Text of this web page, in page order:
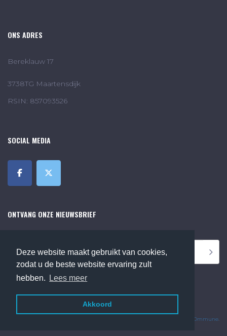
Deze website maakt gebruikt van cookies,
zodat u de beste website ervaring zult
hebben.
Lees meer
Akkoord
ONS ADRES
Bereklauw 17
3738TG Maartensdijk
RSIN: 857093526
SOCIAL MEDIA
ONTVANG ONZE NIEUWSBRIEF
©2018 Online Museum de Bilt. Alle rechten voorbehouden.
Ommune